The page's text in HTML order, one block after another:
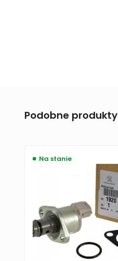
Podobne produkty
Na stanie